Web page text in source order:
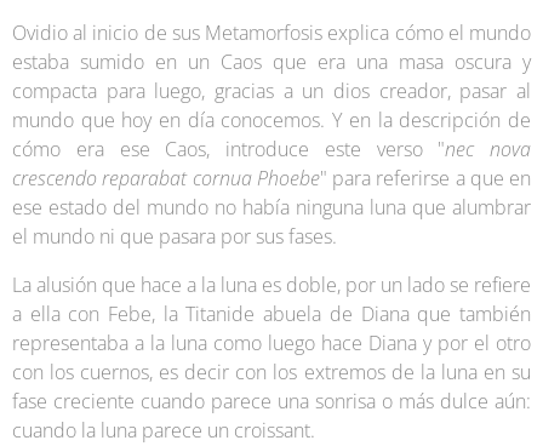
Ovidio al inicio de sus Metamorfosis explica cómo el mundo
estaba sumido en un Caos que era una masa oscura y
compacta para luego, gracias a un dios creador, pasar al
mundo que hoy en día conocemos. Y en la descripción de
cómo era ese Caos, introduce este verso "nec nova
crescendo reparabat cornua Phoebe" para referirse a que en
ese estado del mundo no había ninguna luna que alumbrar
el mundo ni que pasara por sus fases.
La alusión que hace a la luna es doble, por un lado se refiere
a ella con Febe, la Titanide abuela de Diana que también
representaba a la luna como luego hace Diana y por el otro
con los cuernos, es decir con los extremos de la luna en su
fase creciente cuando parece una sonrisa o más dulce aún:
cuando la luna parece un croissant.